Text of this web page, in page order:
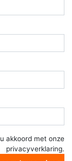
akkoord met onze
privacyverklaring.